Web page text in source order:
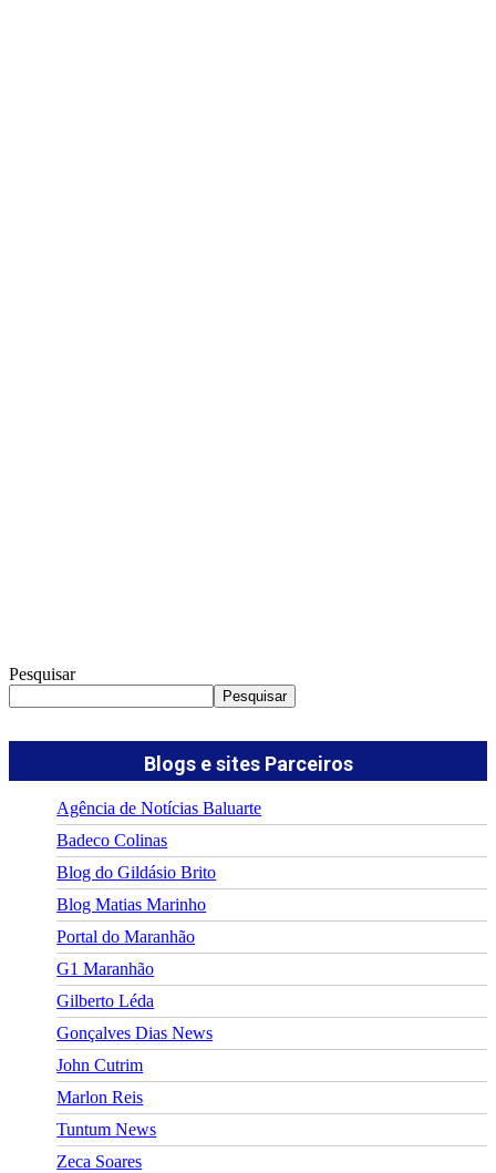
Pesquisar
Pesquisar
Blogs e sites Parceiros
Agência de Notícias Baluarte
Badeco Colinas
Blog do Gildásio Brito
Blog Matias Marinho
Portal do Maranhão
G1 Maranhão
Gilberto Léda
Gonçalves Dias News
John Cutrim
Marlon Reis
Tuntum News
Zeca Soares